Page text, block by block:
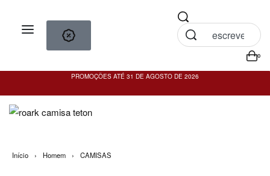
0
PROMOÇÕES ATÉ 31 DE AGOSTO DE 2026
Início › Homem › CAMISAS